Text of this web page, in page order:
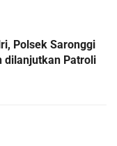
Polsek Saronggi
dilanjutkan Patroli